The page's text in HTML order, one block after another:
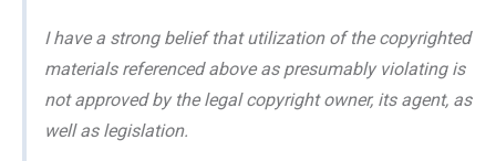
I have a strong belief that utilization of the copyrighted
materials referenced above as presumably violating is
not approved by the legal copyright owner, its agent, as
well as legislation.